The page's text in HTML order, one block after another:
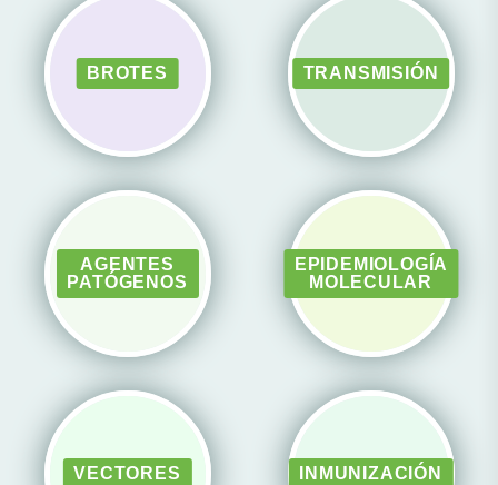
BROTES TRANSMISIÓN
AGENTES
PATÓGENOS
EPIDEMIOLOGÍA
MOLECULAR
VECTORES INMUNIZACIÓN